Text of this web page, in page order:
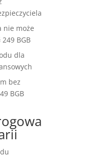
nie może
249 BGB
dla
bez
BGB